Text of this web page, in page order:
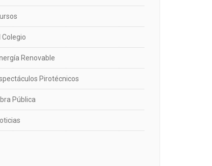
Colegio
Renovable
Pirotécnicos
Pública